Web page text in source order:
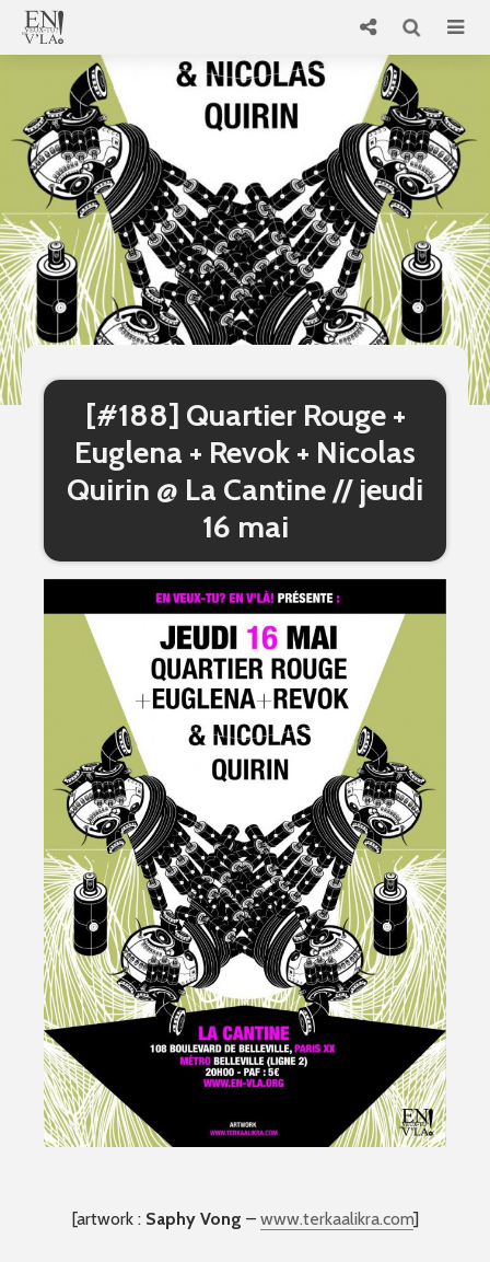
[#188] Quartier Rouge +
Euglena + Revok + Nicolas
Quirin @ La Cantine // jeudi
16 mai
[artwork : Saphy Vong – www.terkaalikra.com]